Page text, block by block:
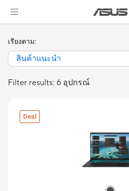
Filter results: 6 อุปกรณ์
เรียงตาม:
สินค้าแนะนำ
Deal